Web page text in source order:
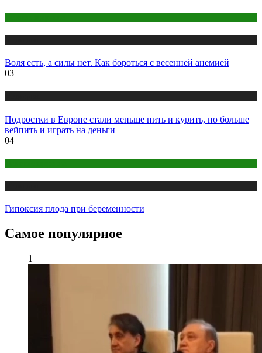
Воля есть, а силы нет. Как бороться с весенней анемией
03
Подростки в Европе стали меньше пить и курить, но больше
вейпить и играть на деньги
04
Гипоксия плода при беременности
Самое популярное
1